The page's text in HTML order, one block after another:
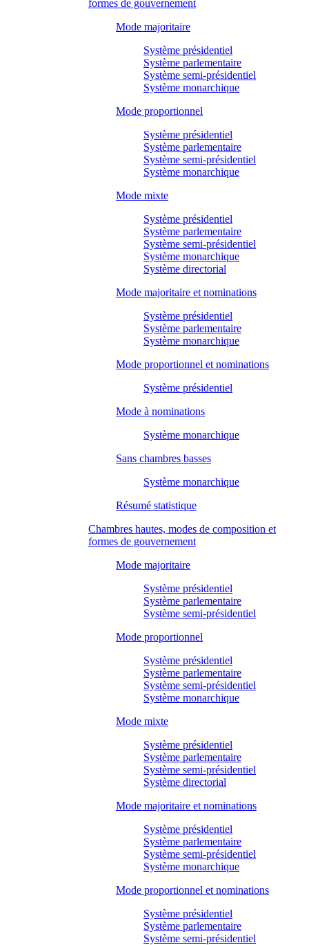
formes de gouvernement
Mode majoritaire
Système présidentiel
Système parlementaire
Système semi-présidentiel
Système monarchique
Mode proportionnel
Système présidentiel
Système parlementaire
Système semi-présidentiel
Système monarchique
Mode mixte
Système présidentiel
Système parlementaire
Système semi-présidentiel
Système monarchique
Système directorial
Mode majoritaire et nominations
Système présidentiel
Système parlementaire
Système monarchique
Mode proportionnel et nominations
Système présidentiel
Mode à nominations
Système monarchique
Sans chambres basses
Système monarchique
Résumé statistique
Chambres hautes, modes de composition et
formes de gouvernement
Mode majoritaire
Système présidentiel
Système parlementaire
Système semi-présidentiel
Mode proportionnel
Système présidentiel
Système parlementaire
Système semi-présidentiel
Système monarchique
Mode mixte
Système présidentiel
Système parlementaire
Système semi-présidentiel
Système directorial
Mode majoritaire et nominations
Système présidentiel
Système parlementaire
Système semi-présidentiel
Système monarchique
Mode proportionnel et nominations
Système présidentiel
Système parlementaire
Système semi-présidentiel